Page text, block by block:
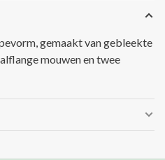
gemaakt van gebleekte
mouwen en twee